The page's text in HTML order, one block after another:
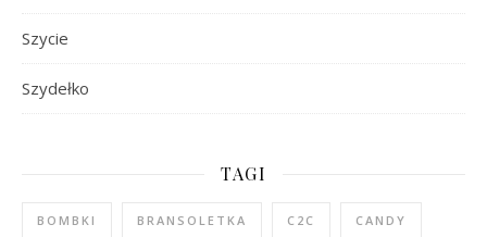
Szycie
Szydełko
TAGI
BOMBKI BRANSOLETKA C2C CANDY